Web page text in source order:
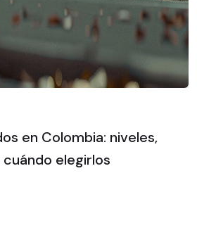
en Colombia: niveles,
elegirlos